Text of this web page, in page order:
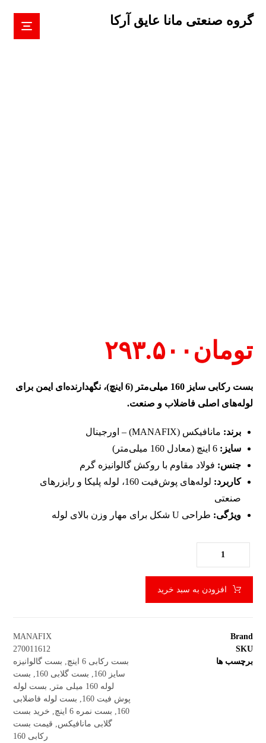
گروه صنعتی مانا عایق آرکا
تومان ۲۹۳.۵۰۰
بست رکابی سایز 160 میلی‌متر (6 اینچ)، نگهدارنده‌ای ایمن برای
لوله‌های اصلی فاضلاب و صنعت.
برند: مانافیکس (MANAFIX) – اورجینال
سایز: 6 اینچ (معادل 160 میلی‌متر)
جنس: فولاد مقاوم با روکش گالوانیزه گرم
کاربرد:
لوله‌های پوش‌فیت 160، لوله پلیکا و رایزرهای
صنعتی
ویژگی: طراحی U شکل برای مهار وزن بالای لوله
افزودن به سبد خرید
Brand
MANAFIX
SKU
270011612
برچسب ها
بست رکابی 6 اینچ
بست گالوانیزه
سایز 160
بست گلابی 160
بست
لوله 160 میلی متر
بست لوله
پوش فیت 160
بست لوله فاضلابی
160
بست نمره 6 اینچ
خرید بست
گلابی مانافیکس
قیمت بست
رکابی 160